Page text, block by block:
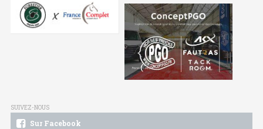
SUIVEZ-NOUS
Sur Facebook